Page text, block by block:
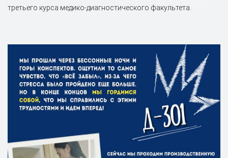
третьего курса медико-диагностического факультета.